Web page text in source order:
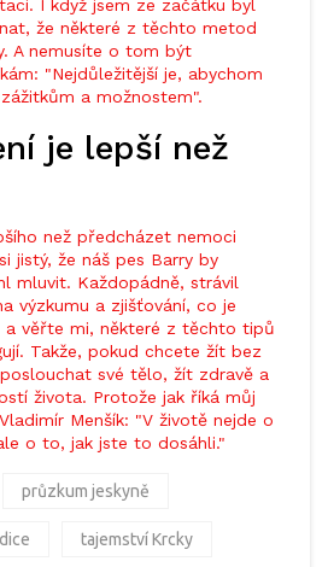
I když jsem ze začátku byl
že některé z těchto metod
A nemusíte o tom být
"Nejdůležitější je, abychom
a možnostem".
je lepší než
než předcházet nemoci
jistý, že náš pes Barry by
mluvit. Každopádně, strávil
výzkumu a zjišťování, co je
a věřte mi, některé z těchto tipů
Takže, pokud chcete žít bez
své tělo, žít zdravě a
života. Protože jak říká můj
Menšík: "V životě nejde o
o to, jak jste to dosáhli."
průzkum jeskyně
tajemství Krcky